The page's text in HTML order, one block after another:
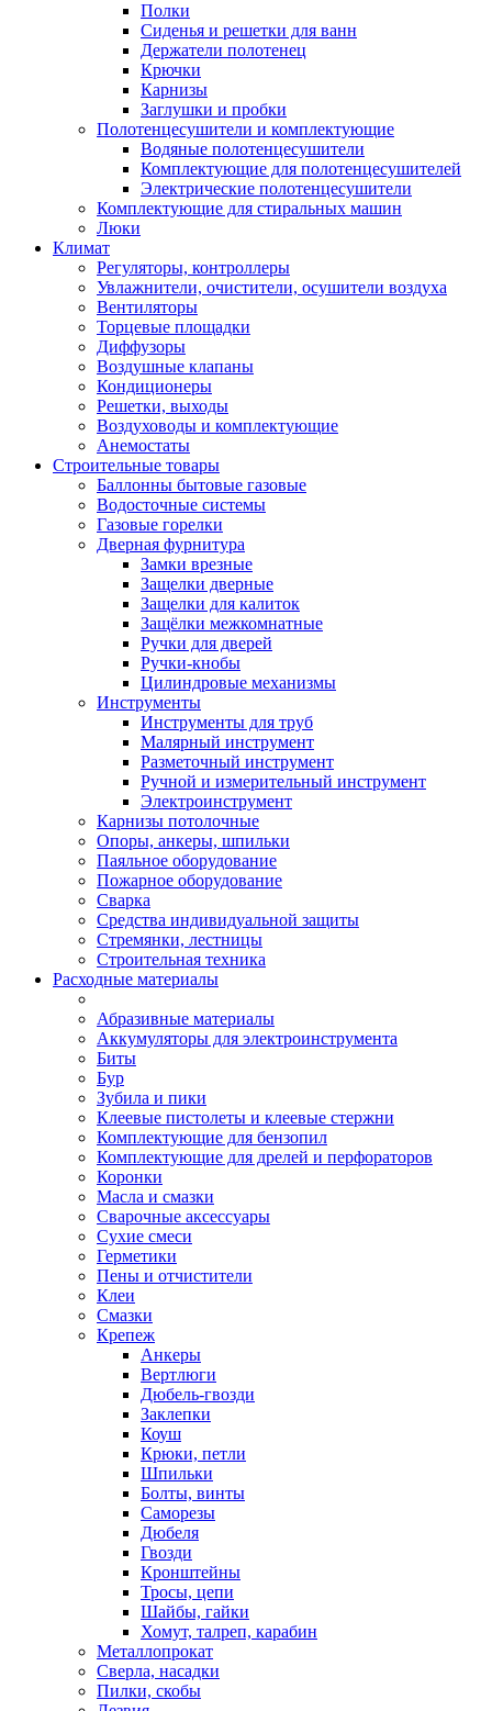
Полки
Сиденья и решетки для ванн
Держатели полотенец
Крючки
Карнизы
Заглушки и пробки
Полотенцесушители и комплектующие
Водяные полотенцесушители
Комплектующие для полотенцесушителей
Электрические полотенцесушители
Комплектующие для стиральных машин
Люки
Климат
Регуляторы, контроллеры
Увлажнители, очистители, осушители воздуха
Вентиляторы
Торцевые площадки
Диффузоры
Воздушные клапаны
Кондиционеры
Решетки, выходы
Воздуховоды и комплектующие
Анемостаты
Строительные товары
Баллонны бытовые газовые
Водосточные системы
Газовые горелки
Дверная фурнитура
Замки врезные
Защелки дверные
Защелки для калиток
Защёлки межкомнатные
Ручки для дверей
Ручки-кнобы
Цилиндровые механизмы
Инструменты
Инструменты для труб
Малярный инструмент
Разметочный инструмент
Ручной и измерительный инструмент
Электроинструмент
Карнизы потолочные
Опоры, анкеры, шпильки
Паяльное оборудование
Пожарное оборудование
Сварка
Средства индивидуальной защиты
Стремянки, лестницы
Строительная техника
Расходные материалы
Абразивные материалы
Аккумуляторы для электроинструмента
Биты
Бур
Зубила и пики
Клеевые пистолеты и клеевые стержни
Комплектующие для бензопил
Комплектующие для дрелей и перфораторов
Коронки
Масла и смазки
Сварочные аксессуары
Сухие смеси
Герметики
Пены и отчистители
Клеи
Смазки
Крепеж
Анкеры
Вертлюги
Дюбель-гвозди
Заклепки
Коуш
Крюки, петли
Шпильки
Болты, винты
Саморезы
Дюбеля
Гвозди
Кронштейны
Тросы, цепи
Шайбы, гайки
Хомут, талреп, карабин
Металлопрокат
Сверла, насадки
Пилки, скобы